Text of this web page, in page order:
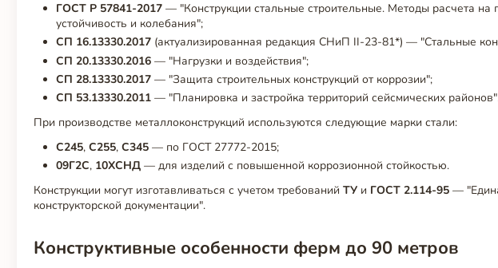
ГОСТ Р 57841-2017 — "Конструкции стальные строительные. Методы расчета на
устойчивость и колебания";
СП 16.13330.2017 (актуализированная редакция СНиП II-23-81*) — "Стальные
СП 20.13330.2016 — "Нагрузки и воздействия";
СП 28.13330.2017 — "Защита строительных конструкций от коррозии";
СП 53.13330.2011 — "Планировка и застройка территорий сейсмических
При производстве металлоконструкций используются следующие марки стали:
С245,С255,С345 — по ГОСТ 27772-2015;
09Г2С, 10ХСНД — для изделий с повышенной коррозионной стойкостью.
Конструкции могут изготавливаться с учетом требованийТУ и ГОСТ 2.114-95 —
конструкторской документации".
Конструктивные особенности ферм до 90 метров